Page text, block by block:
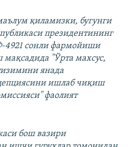
қиламизки, бугунги
президентининг
4921 сонли фармойиши
"Ўрта махсус,
янада
ишлаб чиқиш
фаолият
бош вазири